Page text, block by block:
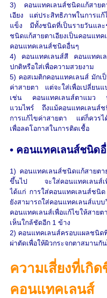
3) คอนแทคเลนส์ชนิดแก้สายต
เอียง แต่ประสิทธิภาพในการแ
แข็ง มีทั้งชนิดที่เป็นรายวันแล
ชนิดแก้สายตาเอียงเป็นคอนแท
คอนแทคเลนส์ชนิดอื่นๆ
4) คอนแทคเลนส์สี คอนแทคเล
ปกติหรือใส่เพื่อความสวยงาม
5) คอสเมติกคอนแทคเลนส์ มักเ
ค่าสายตา แต่จะใส่เพื่อเปลี่ยน
เช่น คอนแทคเลนส์ตาแมว ห
แวมไพร์ ถึงแม้คอนแทคเลนส์ช
การแก้ไขค่าสายตา แต่ก็ควรไ
เพื่อลดโอกาสในการติดเชื้อ
• คอนแทคเลนส์ชนิด
1) คอนแทคเลนส์ชนิดแก้สายต
ขึ้นไป จะใส่คอนแทคเลนส์เพื่
ได้แก่ การใส่คอนแทคเลนส์ชนิ
ยังสามารถใส่คอนแทคเลนส์
คอนแทคเลนส์เพื่อแก้ไขให้สา
เห็นใกล้ชัดอีก 1 ข้าง
2) คอนแทคเลนส์ครอบแผลชนิด
ผ่าตัดเพื่อให้ผิวกระจกตาสมานกั
ความเสี่ยงที่เกิ
คอนแทคเลนส์